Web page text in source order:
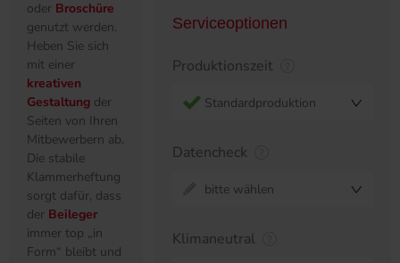
oder Broschüre
genutzt werden.
Heben Sie sich
mit einer
kreativen
Gestaltung der
Seiten von Ihren
Mitbewerbern ab.
Die stabile
Klammerheftung
sorgt dafür, dass
der Beileger
immer top „in
Form“ bleibt und
Serviceoptionen
Produktionszeit
Standardproduktion
Datencheck
bitte wählen
Klimaneutral